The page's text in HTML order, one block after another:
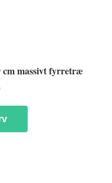
cm massivt fyrretræ